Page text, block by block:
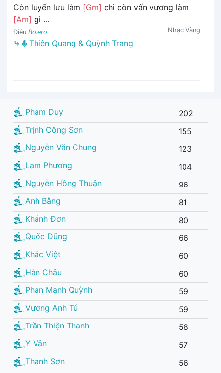
Còn luyến lưu làm [Gm] chi còn vấn vương làm
[Am] gì ...
Điệu Bolero Nhạc Vàng
⤷ Thiên Quang & Quỳnh Trang
Phạm Duy
202
Trịnh Công Sơn
155
Nguyễn Văn Chung
123
Lam Phương
104
Nguyễn Hồng Thuận
96
Anh Bằng
81
Khánh Đơn
80
Quốc Dũng
66
Khắc Việt
60
Hàn Châu
60
Phan Mạnh Quỳnh
59
Vương Anh Tú
59
Trần Thiện Thanh
58
Y Vân
57
Thanh Sơn
56